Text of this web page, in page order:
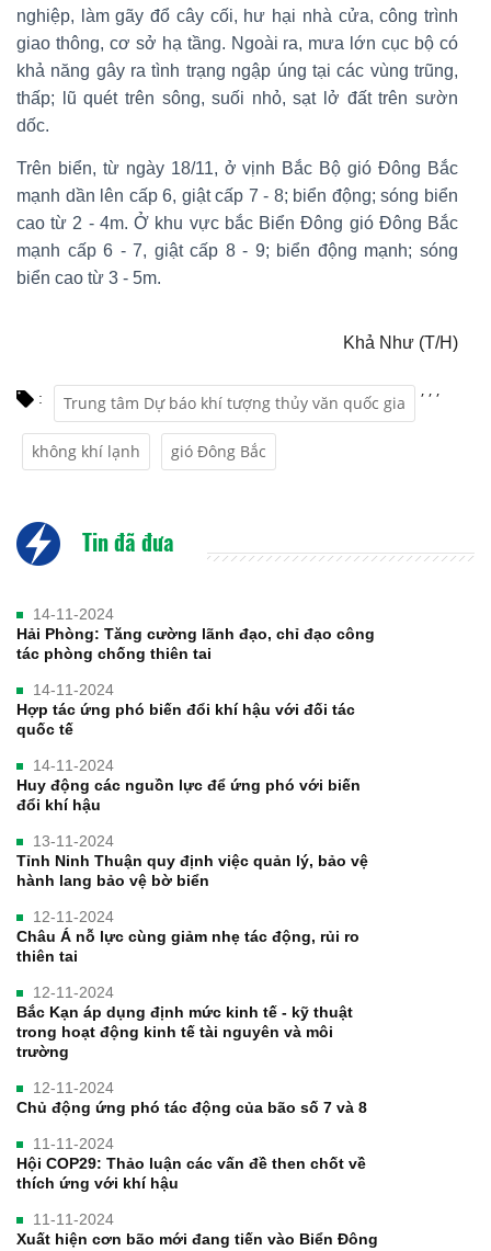
nghiệp, làm gãy đổ cây cối, hư hại nhà cửa, công trình
giao thông, cơ sở hạ tầng. Ngoài ra, mưa lớn cục bộ có
khả năng gây ra tình trạng ngập úng tại các vùng trũng,
thấp; lũ quét trên sông, suối nhỏ, sạt lở đất trên sườn
dốc.
Trên biển, từ ngày 18/11, ở vịnh Bắc Bộ gió Đông Bắc
mạnh dần lên cấp 6, giật cấp 7 - 8; biển động; sóng biển
cao từ 2 - 4m. Ở khu vực bắc Biển Đông gió Đông Bắc
mạnh cấp 6 - 7, giật cấp 8 - 9; biển động mạnh; sóng
biển cao từ 3 - 5m.
Khả Như (T/H)
: Trung tâm Dự báo khí tượng thủy văn quốc gia
,
không khí lạnh
,
gió Đông Bắc
,
Tin đã đưa
14-11-2024
Hải Phòng: Tăng cường lãnh đạo, chỉ đạo công
tác phòng chống thiên tai
14-11-2024
Hợp tác ứng phó biến đổi khí hậu với đối tác
quốc tế
14-11-2024
Huy động các nguồn lực để ứng phó với biến
đổi khí hậu
13-11-2024
Tỉnh Ninh Thuận quy định việc quản lý, bảo vệ
hành lang bảo vệ bờ biển
12-11-2024
Châu Á nỗ lực cùng giảm nhẹ tác động, rủi ro
thiên tai
12-11-2024
Bắc Kạn áp dụng định mức kinh tế - kỹ thuật
trong hoạt động kinh tế tài nguyên và môi
trường
12-11-2024
Chủ động ứng phó tác động của bão số 7 và 8
11-11-2024
Hội COP29: Thảo luận các vấn đề then chốt về
thích ứng với khí hậu
11-11-2024
Xuất hiện cơn bão mới đang tiến vào Biển Đông